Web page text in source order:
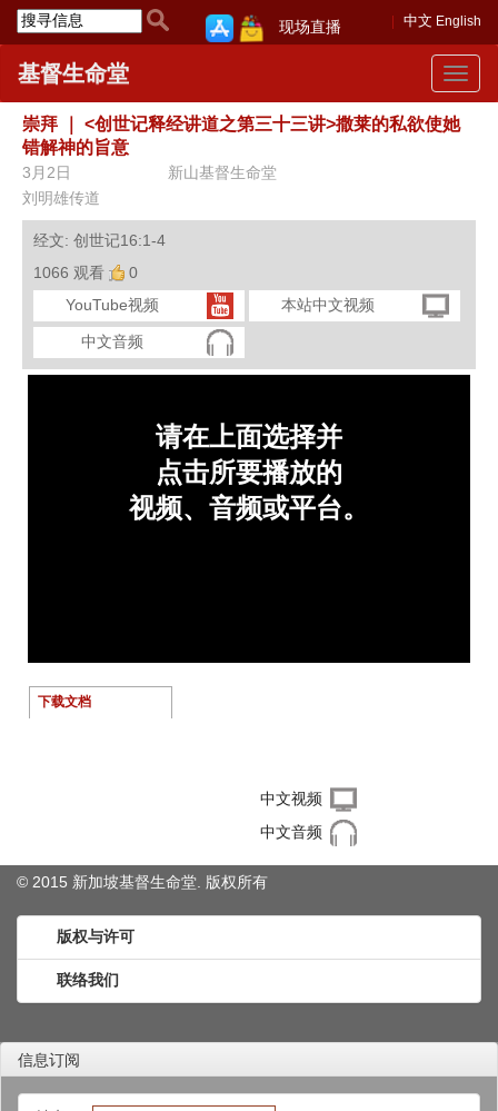
中文 English
现场直播
Toggle
基督生命堂
崇拜
<创世记释经讲道之第三十三讲>撒莱的私欲使她
错解神的旨意
3月2日
新山基督生命堂
刘明雄传道
经文: 创世记16:1-4
1066 观看
0
YouTube视频
本站中文视频
中文音频
下载文档
中文视频
中文音频
© 2015 新加坡基督生命堂. 版权所有
版权与许可
联络我们
信息订阅